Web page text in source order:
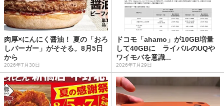
肉厚×にんにく醤油！ 夏の「おろ
しバーガー」がそそる。8月5日
から
2026年7月30日
ドコモ「ahamo」が10GB増量
して40GBに ライバルのUQや
ワイモバを意識...
2026年7月29日